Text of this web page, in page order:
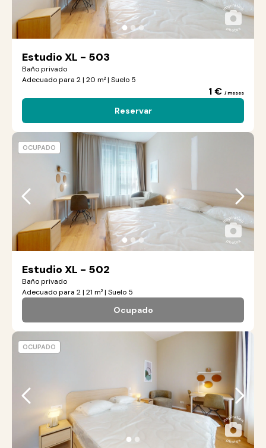
●●●
Estudio XL - 503
Baño privado
Adecuado para 2 | 20 m² | Suelo 5
1 € / meses
Reservar
●●●
Estudio XL - 502
Baño privado
Adecuado para 2 | 21 m² | Suelo 5
Ocupado
OCUPADO
● ●
OCUPADO